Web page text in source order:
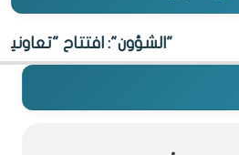
"الشؤون": افتتاح "تعاونية